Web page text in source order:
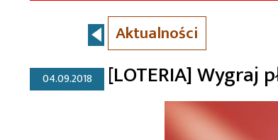
Aktualności
04.09.2018 [LOTERIA] Wygraj